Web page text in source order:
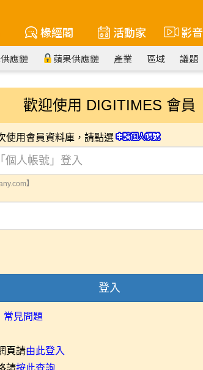
椽經閣 活動家 影音
應鏈 蘋果供應鏈 產業 區域 議題
歡迎使用 DIGITIMES 會員
使用會員資料庫，請點選
】
登入
常見問題
頁請由此登入
請按此查詢